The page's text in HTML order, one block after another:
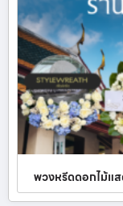
พวงหรีดดอกไม้แ